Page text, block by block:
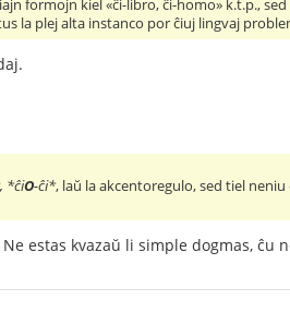
formojn kiel «ĉi-libro, ĉi-homo» k.t.p.,
la plej alta instanco por ĉiuj lingvaj
*ĉiO-ĉi*, laŭ la akcentoregulo, sed tiel
estas kvazaŭ li simple dogmas, ĉu